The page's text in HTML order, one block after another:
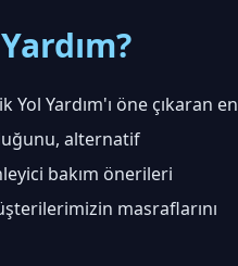
Yardım'ı öne çıkaran en
alternatif
bakım önerileri
masraflarını